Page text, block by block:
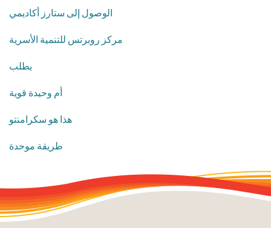
الوصول إلى ستارز أكاديمي
مركز روبرتس للتنمية الأسرية
يطلب
أم وحيدة قوية
هذا هو سكرامنتو
طريقة موحدة